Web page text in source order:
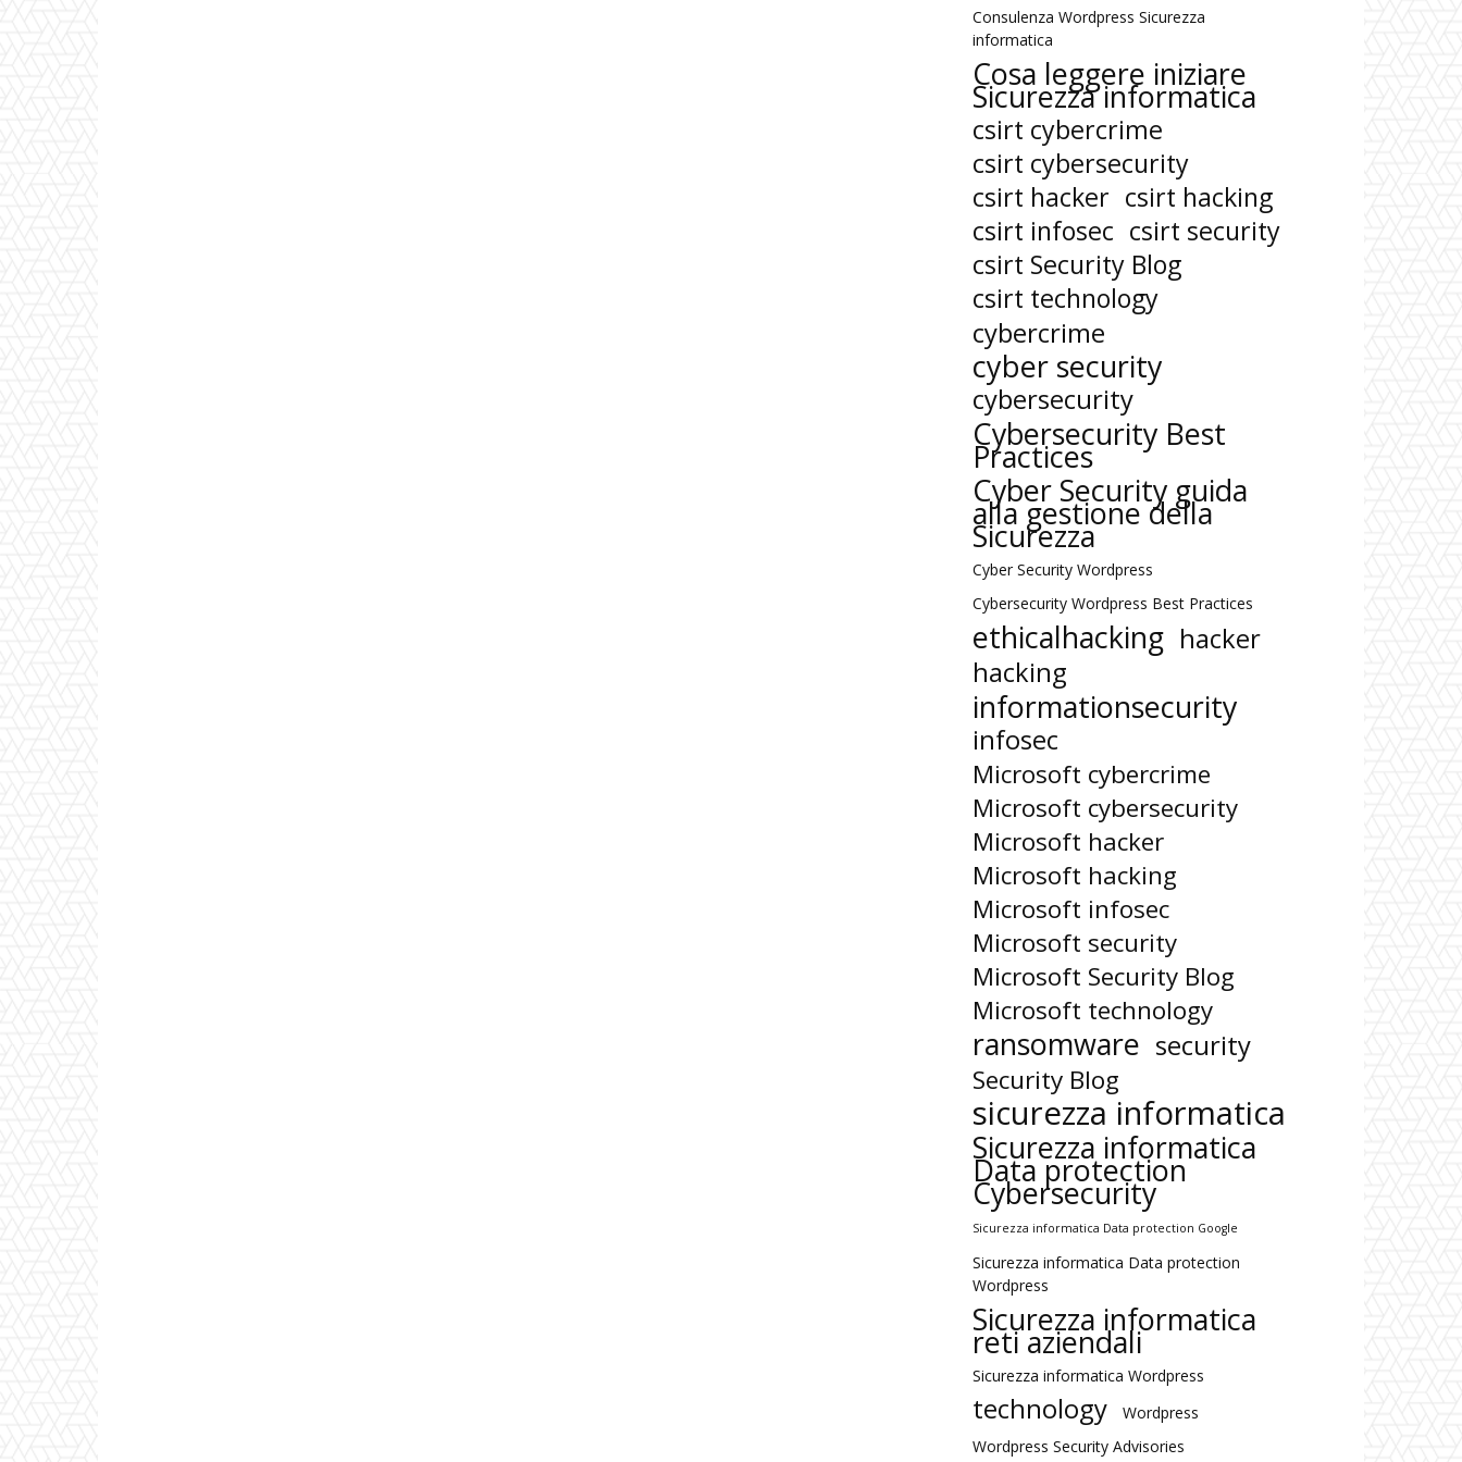
Consulenza Wordpress Sicurezza
informatica
Cosa leggere iniziare
Sicurezza informatica
csirt cybercrime
csirt cybersecurity
csirt hacker csirt hacking
csirt infosec csirt security
csirt Security Blog
csirt technology
cybercrime
cyber security
cybersecurity
Cybersecurity Best
Practices
Cyber Security guida
alla gestione della
Sicurezza
Cyber Security Wordpress
Cybersecurity Wordpress Best Practices
ethicalhacking hacker
hacking
informationsecurity
infosec
Microsoft cybercrime
Microsoft cybersecurity
Microsoft hacker
Microsoft hacking
Microsoft infosec
Microsoft security
Microsoft Security Blog
Microsoft technology
ransomware security
Security Blog
sicurezza informatica
Sicurezza informatica
Data protection
Cybersecurity
Sicurezza informatica Data protection Google
Sicurezza informatica Data protection
Wordpress
Sicurezza informatica
reti aziendali
Sicurezza informatica Wordpress
technology
Wordpress
Wordpress Security Advisories